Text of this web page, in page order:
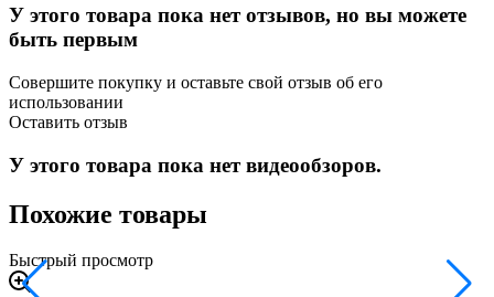
У этого товара пока нет отзывов, но вы можете
быть первым
Совершите покупку и оставьте свой отзыв об его
использовании
Оставить отзыв
У этого товара пока нет видеообзоров.
Похожие товары
Быстрый просмотр